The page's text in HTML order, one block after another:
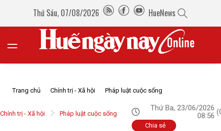
Thứ Sáu, 07/08/2026 HueNews
Trang chủ Chính trị - Xã hội Pháp luật cuộc sống
Chính trị - Xã hội Pháp luật cuộc sống
Thứ Ba, 23/06/2026
08:56
Chia sẻ